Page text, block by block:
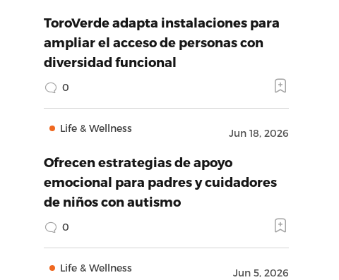
ToroVerde adapta instalaciones para
ampliar el acceso de personas con
diversidad funcional
0
Life & Wellness Jun 18, 2026
Ofrecen estrategias de apoyo
emocional para padres y cuidadores
de niños con autismo
0
Life & Wellness Jun 5, 2026